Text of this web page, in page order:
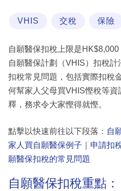
生
活
時
事
專
欄
訂
閱
VHIS 交稅 保險
自願醫保扣稅上限是
自願醫保計劃（VHIS）扣稅
扣稅常見問題，包括實際扣稅
何幫家人父母買VHIS慳稅等
釋，務求令大家慳得就慳。
點擊以快速前往以下段落： 自
家人買自願醫保例子
申請扣
願醫保扣稅的常見問題
自願醫保扣稅重點：